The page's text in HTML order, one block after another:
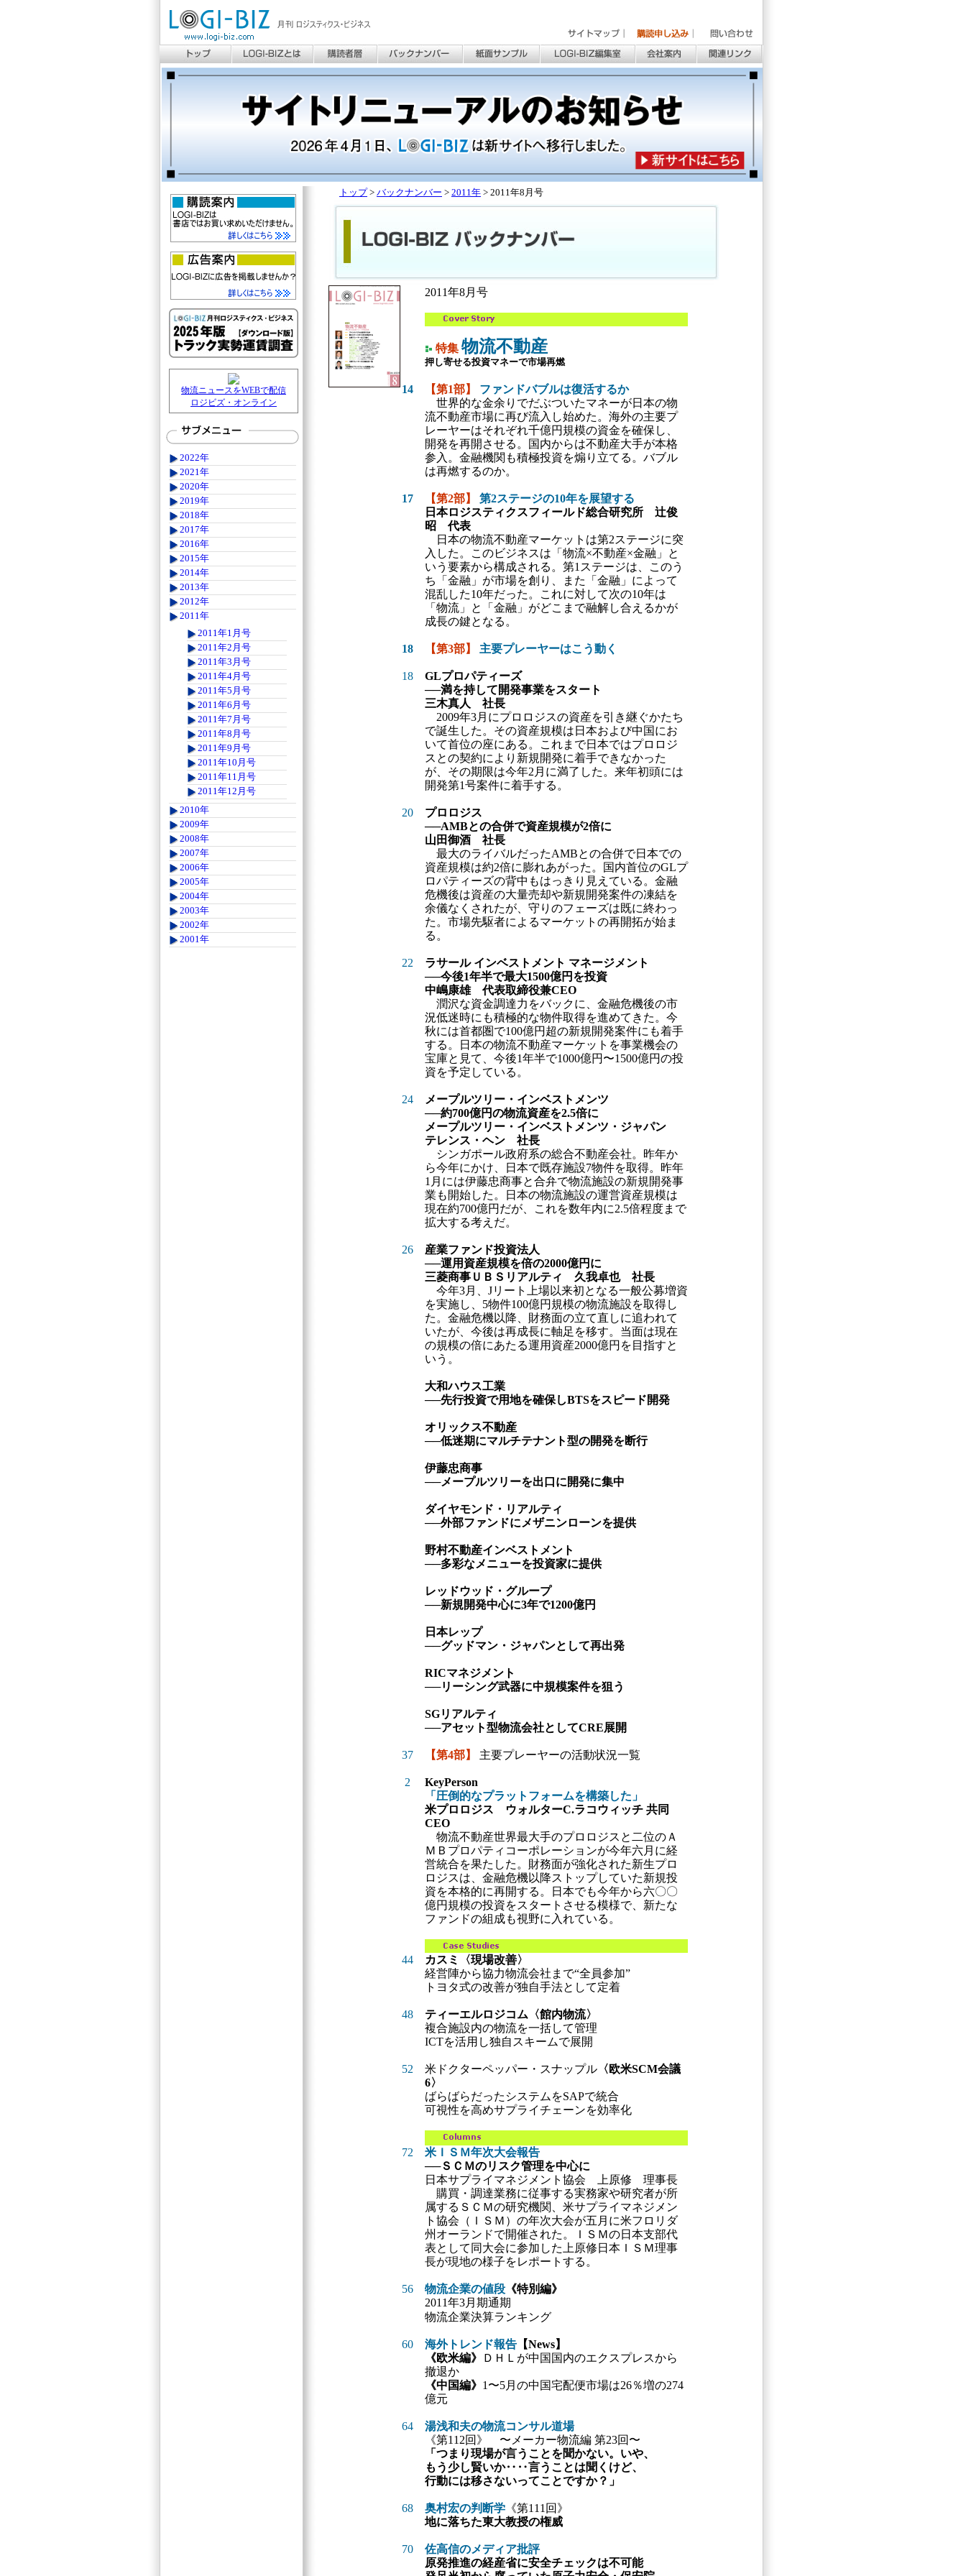
トップ > バックナンバー > 2011年 > 2011年8月号
2011年8月号
特集 物流不動産
押し寄せる投資マネーで市場再燃
14 【第1部】 ファンドバブルは復活するか
世界的な金余りでだぶついたマネーが日本の物
流不動産市場に再び流入し始めた。海外の主要プ
レーヤーはそれぞれ千億円規模の資金を確保し、
開発を再開させる。国内からは不動産大手が本格
参入。金融機関も積極投資を煽り立てる。バブル
は再燃するのか。
17 【第2部】 第2ステージの10年を展望する
日本ロジスティクスフィールド総合研究所 辻俊
昭 代表
日本の物流不動産マーケットは第2ステージに突
入した。このビジネスは「物流×不動産×金融」と
いう要素から構成される。第1ステージは、このう
ち「金融」が市場を創り、また「金融」によって
混乱した10年だった。これに対して次の10年は
「物流」と「金融」がどこまで融解し合えるかが
成長の鍵となる。
18 【第3部】 主要プレーヤーはこう動く
18
GLプロパティーズ
──満を持して開発事業をスタート
三木真人 社長
2009年3月にプロロジスの資産を引き継ぐかたち
で誕生した。その資産規模は日本および中国にお
いて首位の座にある。これまで日本ではプロロジ
スとの契約により新規開発に着手できなかった
が、その期限は今年2月に満了した。来年初頭には
開発第1号案件に着手する。
20
プロロジス
──AMBとの合併で資産規模が2倍に
山田御酒 社長
最大のライバルだったAMBとの合併で日本での
資産規模は約2倍に膨れあがった。国内首位のGLプ
ロパティーズの背中もはっきり見えている。金融
危機後は資産の大量売却や新規開発案件の凍結を
余儀なくされたが、守りのフェーズは既に終わっ
た。市場先駆者によるマーケットの再開拓が始ま
る。
22
ラサール インベストメント マネージメント
──今後1年半で最大1500億円を投資
中嶋康雄 代表取締役兼CEO
潤沢な資金調達力をバックに、金融危機後の市
況低迷時にも積極的な物件取得を進めてきた。今
秋には首都圏で100億円超の新規開発案件にも着手
する。日本の物流不動産マーケットを事業機会の
宝庫と見て、今後1年半で1000億円〜1500億円の投
資を予定している。
24
メープルツリー・インベストメンツ
──約700億円の物流資産を2.5倍に
メープルツリー・インベストメンツ・ジャパン
テレンス・ヘン 社長
シンガポール政府系の総合不動産会社。昨年か
ら今年にかけ、日本で既存施設7物件を取得。昨年
1月には伊藤忠商事と合弁で物流施設の新規開発事
業も開始した。日本の物流施設の運営資産規模は
現在約700億円だが、これを数年内に2.5倍程度まで
拡大する考えだ。
26
産業ファンド投資法人
──運用資産規模を倍の2000億円に
三菱商事ＵＢＳリアルティ 久我卓也 社長
今年3月、Jリート上場以来初となる一般公募増資
を実施し、5物件100億円規模の物流施設を取得し
た。金融危機以降、財務面の立て直しに追われて
いたが、今後は再成長に軸足を移す。当面は現在
の規模の倍にあたる運用資産2000億円を目指すと
いう。
大和ハウス工業
──先行投資で用地を確保しBTSをスピード開発
オリックス不動産
──低迷期にマルチテナント型の開発を断行
伊藤忠商事
──メープルツリーを出口に開発に集中
ダイヤモンド・リアルティ
──外部ファンドにメザニンローンを提供
野村不動産インベストメント
──多彩なメニューを投資家に提供
レッドウッド・グループ
──新規開発中心に3年で1200億円
日本レップ
──グッドマン・ジャパンとして再出発
RICマネジメント
──リーシング武器に中規模案件を狙う
SGリアルティ
──アセット型物流会社としてCRE展開
37 【第4部】 主要プレーヤーの活動状況一覧
2
KeyPerson
「圧倒的なプラットフォームを構築した」
米プロロジス ウォルターC.ラコウィッチ 共同
CEO
物流不動産世界最大手のプロロジスと二位のＡ
ＭＢプロパティコーポレーションが今年六月に経
営統合を果たした。財務面が強化された新生プロ
ロジスは、金融危機以降ストップしていた新規投
資を本格的に再開する。日本でも今年から六〇〇
億円規模の投資をスタートさせる模様で、新たな
ファンドの組成も視野に入れている。
44 カスミ
〈現場改善〉
経営陣から協力物流会社まで“全員参加”
トヨタ式の改善が独自手法として定着
48 ティーエルロジコム 〈館内物流〉
複合施設内の物流を一括して管理
ICTを活用し独自スキームで展開
52 米ドクターペッパー・スナップル 〈欧米SCM会議
6〉
ばらばらだったシステムをSAPで統合
可視性を高めサプライチェーンを効率化
72
米ＩＳＭ年次大会報告
──ＳＣＭのリスク管理を中心に
日本サプライマネジメント協会 上原修 理事長
購買・調達業務に従事する実務家や研究者が所
属するＳＣＭの研究機関、米サプライマネジメン
ト協会（ＩＳＭ）の年次大会が五月に米フロリダ
州オーランドで開催された。ＩＳＭの日本支部代
表として同大会に参加した上原修日本ＩＳＭ理事
長が現地の様子をレポートする。
56 物流企業の値段 《特別編》
2011年3月期通期
物流企業決算ランキング
60 海外トレンド報告 【News】
《欧米編》
ＤＨＬが中国国内のエクスプレスから
撤退か
《中国編》 1〜5月の中国宅配便市場は26％増の274
億元
64
湯浅和夫の物流コンサル道場
《第112回》
〜メーカー物流編 第23回〜
「つまり現場が言うことを聞かない。いや、
もう少し賢いか‥‥言うことは聞くけど、
行動には移さないってことですか？」
68 奥村宏の判断学 《第111回》
地に落ちた東大教授の権威
70
佐高信のメディア批評
原発推進の経産省に安全チェックは不可能
物流ニュースをWEBで配信
ロジビズ・オンライン
2022年
2021年
2020年
2019年
2018年
2017年
2016年
2015年
2014年
2013年
2012年
2011年
2011年1月号
2011年2月号
2011年3月号
2011年4月号
2011年5月号
2011年6月号
2011年7月号
2011年8月号
2011年9月号
2011年10月号
2011年11月号
2011年12月号
2010年
2009年
2008年
2007年
2006年
2005年
2004年
2003年
2002年
2001年